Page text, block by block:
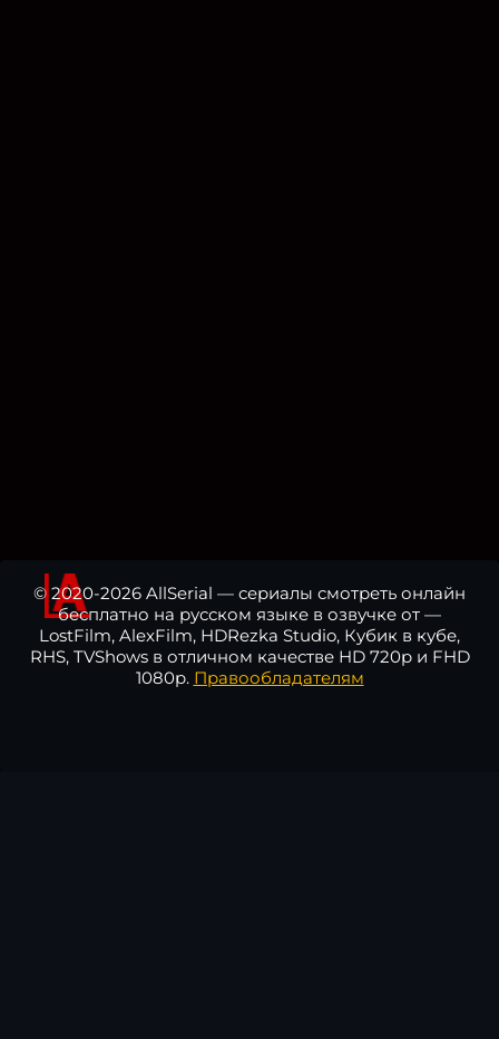
© 2020-2026 AllSerial — сериалы смотреть онлайн
бесплатно на русском языке в озвучке от —
LostFilm, AlexFilm, HDRezka Studio, Кубик в кубе,
RHS, TVShows в отличном качестве HD 720p и FHD
1080p. Правообладателям